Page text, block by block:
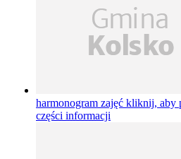
harmonogram zajęć kliknij, aby
części informacji